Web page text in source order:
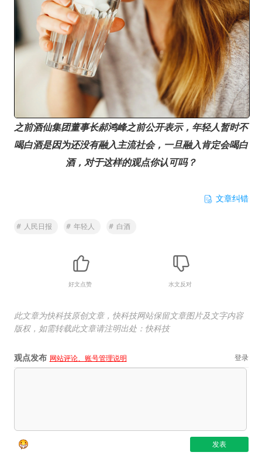
之前酒仙集团董事长郝鸿峰之前公开表示，年轻人暂时不
喝白酒是因为还没有融入主流社会，一旦融入肯定会喝白
酒，对于这样的观点你认可吗？
文章纠错
# 人民日报 # 年轻人 # 白酒
好文点赞 水文反对
此文章为快科技原创文章，快科技网站保留文章图片及文字内容
版权，如需转载此文章请注明出处：快科技
观点发布 网站评论、账号管理说明 登录